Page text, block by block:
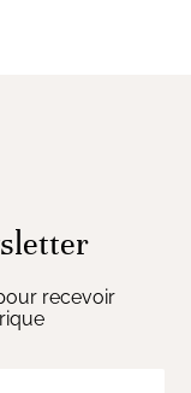
recevoir